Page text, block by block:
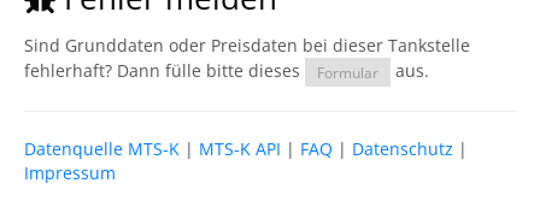
Sind Grunddaten oder Preisdaten bei dieser Tankstelle
fehlerhaft? Dann fülle bitte dieses
Formular aus.
Datenquelle MTS-K | MTS-K API | FAQ | Datenschutz |
Impressum